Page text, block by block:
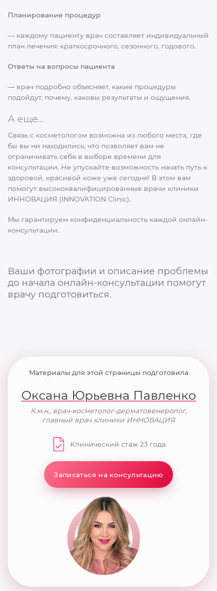
Планирование процедур
— каждому пациенту врач составляет индивидуальный
план лечения: краткосрочного, сезонного, годового.
Ответы на вопросы пациента
— врач подробно объясняет, какие процедуры
подойдут, почему, каковы результаты и ощущения.
А еще...
Связь с косметологом возможна из любого места, где
бы вы ни находились, что позволяет вам не
ограничивать себя в выборе времени для
консультации. Не упускайте возможность начать путь к
здоровой, красивой коже уже сегодня! В этом вам
помогут высококвалифицированные врачи клиники
ИННОВАЦИЯ (INNOVATION Clinic).
Мы гарантируем конфиденциальность каждой онлайн-
консультации.
Ваши фотографии и описание проблемы
до начала онлайн-консультации помогут
врачу подготовиться.
Материалы для этой страницы подготовила
Оксана Юрьевна Павленко
К.м.н., врач-косметолог-дерматовенеролог,
главный врач клиники ИННОВАЦИЯ
Клинический стаж 23 года
Записаться на консультацию